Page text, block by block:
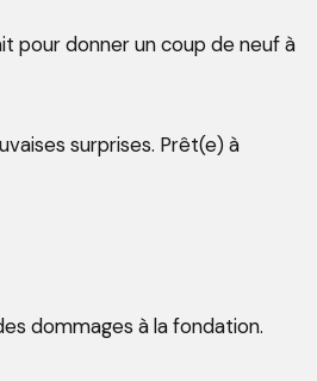
pour donner un coup de neuf à
surprises. Prêt(e) à
dommages à la fondation.